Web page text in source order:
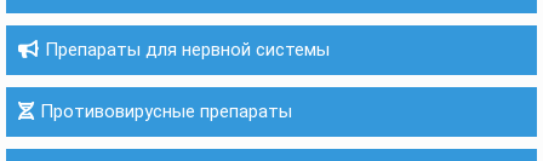
Препараты для нервной системы
Противовирусные препараты